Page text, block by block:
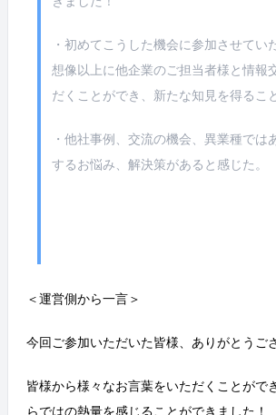
・初めてこうした機会に参加させてい
想像以上に他企業のご担当者様と情報
だくことができ、新たな知見を得るこ
・他社事例、交流の機会、異業種では
するお悩み、解決策があると感じた。
＜運営側から一言＞
今回ご参加いただいた皆様、ありがとうご
皆様から様々なお言葉をいただくことがで
らではの熱量を感じることができました！